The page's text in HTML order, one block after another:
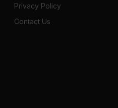
Privacy Policy
Contact Us